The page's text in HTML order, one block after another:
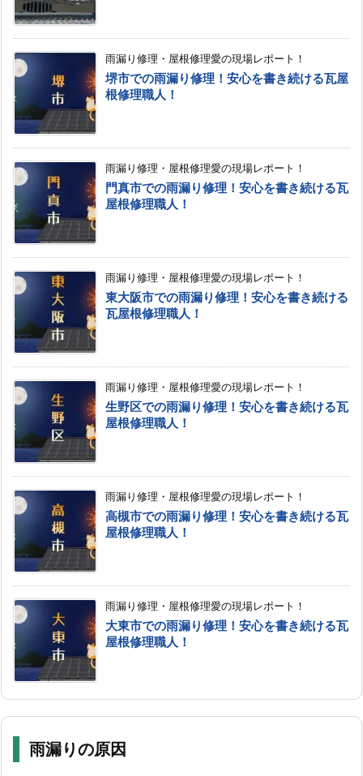
雨漏り修理・屋根修理愛の現場レポート！
堺市での雨漏り修理！安心を書き続ける瓦屋
根修理職人！
雨漏り修理・屋根修理愛の現場レポート！
門真市での雨漏り修理！安心を書き続ける瓦
屋根修理職人！
雨漏り修理・屋根修理愛の現場レポート！
東大阪市での雨漏り修理！安心を書き続ける
瓦屋根修理職人！
雨漏り修理・屋根修理愛の現場レポート！
生野区での雨漏り修理！安心を書き続ける瓦
屋根修理職人！
雨漏り修理・屋根修理愛の現場レポート！
高槻市での雨漏り修理！安心を書き続ける瓦
屋根修理職人！
雨漏り修理・屋根修理愛の現場レポート！
大東市での雨漏り修理！安心を書き続ける瓦
屋根修理職人！
雨漏りの原因